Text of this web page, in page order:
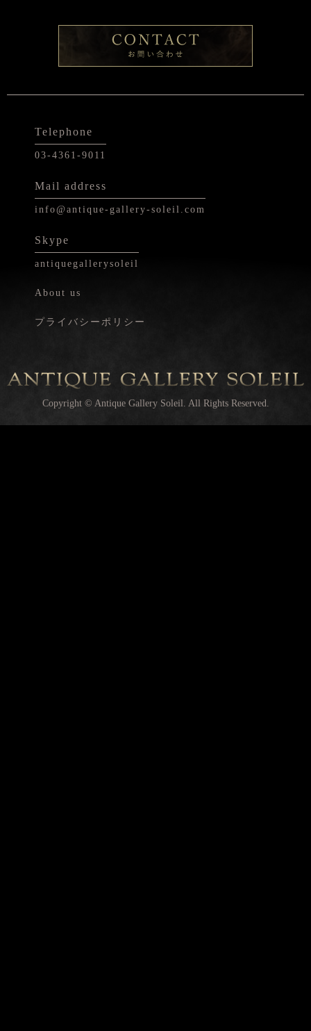
Telephone
03-4361-9011
Mail address
info@antique-gallery-soleil.com
Skype
antiquegallerysoleil
About us
プライバシーポリシー
Copyright © Antique Gallery Soleil. All Rights Reserved.